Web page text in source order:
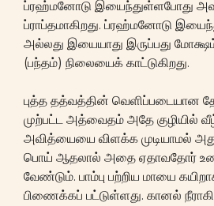
ப்ரஹ்மனோடு இயைந்துள்ளபோது
ப்ராப்தமாகிறது. ப்ரஹ்மனோடு
அல்லது இயையாது இருப்பது
(பந்தம்) நிலையைக் காட்டுகிறது.
புத்த தத்வத்தின் வெளிப்படையான
முற்பட்ட அத்வைதம் அதே குழியில்
அவித்யையை விளக்க முடியாமல்
பொய் ஆதலால் அதை ஏதாவதோர்
வேண்டும். பாம்பு பற்றிய மாயை
பிணைக்கப் பட்டுள்ளது. கானல்